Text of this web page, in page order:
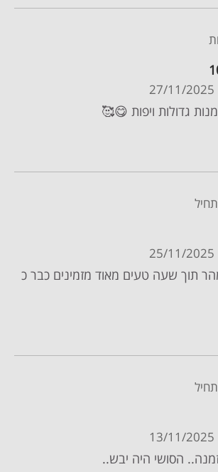
27/11/2025
גדולות ויפות 😋🥰
25/11/2025
תוך שעה טעים מאוד מזמינים כבר כ
13/11/2025
הסושי היה יבש..